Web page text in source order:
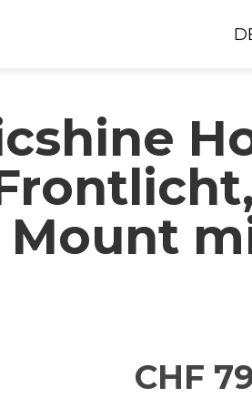
Mount
CHF